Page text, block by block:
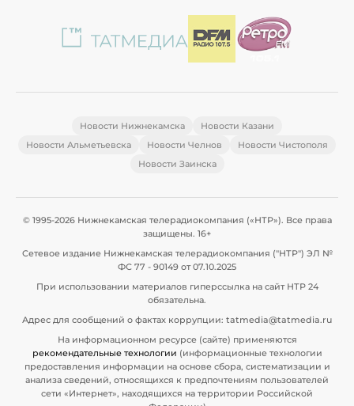
Новости Нижнекамска
Новости Казани
Новости Альметьевска
Новости Челнов
Новости Чистополя
Новости Заинска
© 1995-2026 Нижнекамская телерадиокомпания («НТР»). Все права
защищены. 16+
Сетевое издание Нижнекамская телерадиокомпания ("НТР") ЭЛ №
ФС 77 - 90149 от 07.10.2025
При использовании материалов гиперссылка на сайт НТР 24
обязательна.
Адрес для сообщений о фактах коррупции: tatmedia@tatmedia.ru
На информационном ресурсе (сайте) применяются
рекомендательные технологии (информационные технологии
предоставления информации на основе сбора, систематизации и
анализа сведений, относящихся к предпочтениям пользователей
сети «Интернет», находящихся на территории Российской